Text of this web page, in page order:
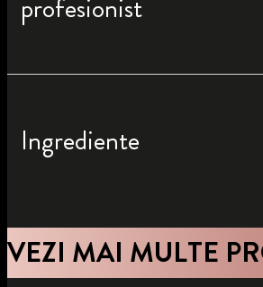
profesionist
Ingrediente
VEZI MAI MULTE